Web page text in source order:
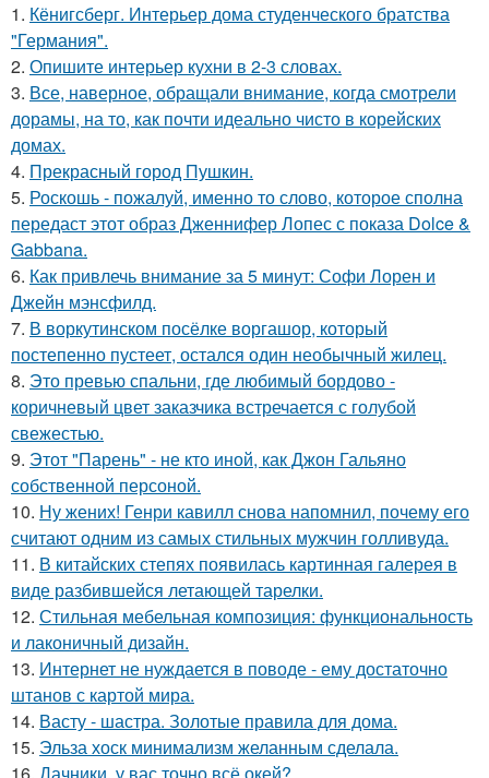
1. Кёнигсберг. Интерьер дома студенческого братства
"Германия".
2. Опишите интерьер кухни в 2-3 словах.
3. Все, наверное, обращали внимание, когда смотрели
дорамы, на то, как почти идеально чисто в корейских
домах.
4. Прекрасный город Пушкин.
5. Роскошь - пожалуй, именно то слово, которое сполна
передаст этот образ Дженнифер Лопес с показа Dolce &
Gabbana.
6. Как привлечь внимание за 5 минут: Софи Лорен и
Джейн мэнсфилд.
7. В воркутинском посёлке воргашор, который
постепенно пустеет, остался один необычный жилец.
8. Это превью спальни, где любимый бордово -
коричневый цвет заказчика встречается с голубой
свежестью.
9. Этот "Парень" - не кто иной, как Джон Гальяно
собственной персоной.
10. Ну жених! Генри кавилл снова напомнил, почему его
считают одним из самых стильных мужчин голливуда.
11. В китайских степях появилась картинная галерея в
виде разбившейся летающей тарелки.
12. Стильная мебельная композиция: функциональность
и лаконичный дизайн.
13. Интернет не нуждается в поводе - ему достаточно
штанов с картой мира.
14. Васту - шастра. Золотые правила для дома.
15. Эльза хоск минимализм желанным сделала.